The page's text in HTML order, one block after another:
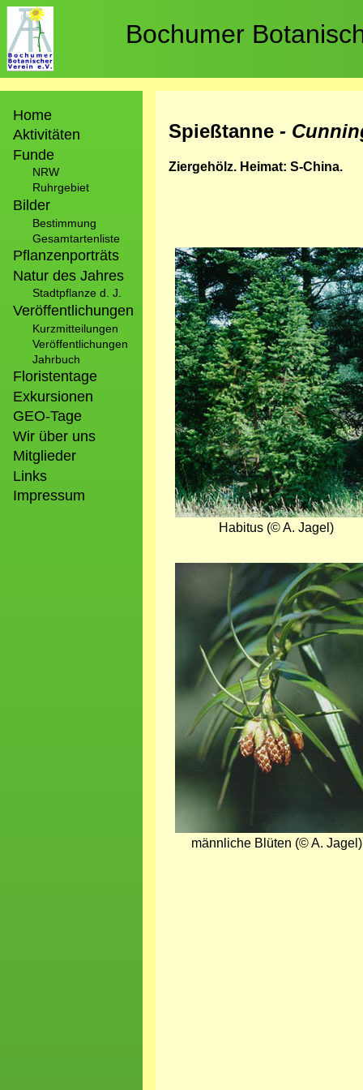
Direkt
zum
Inhalt
Bochumer
Home
Aktivitäten
Funde
NRW
Ruhrgebiet
Bilder
Bestimmung
Gesamtartenliste
Pflanzenporträts
Natur des Jahres
Stadtpflanze d. J.
Veröffentlichungen
Kurzmitteilungen
Veröffentlichungen
Jahrbuch
Floristentage
Exkursionen
GEO-Tage
Wir über uns
Mitglieder
Links
Impressum
Spießtanne -
Ziergehölz. Heimat: S-China.
Bild
Habitus (© A. Jagel)
männliche Blüten (© A. Jagel)